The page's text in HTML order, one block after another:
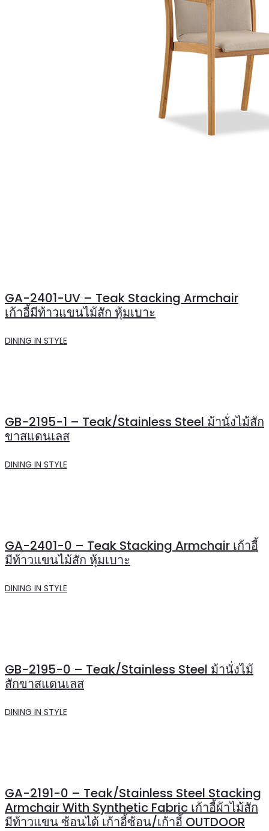
GA-2401-UV – Teak Stacking Armchair
เก้าอี้มีท้าวแขนไม้สัก หุ้มเบาะ
DINING IN STYLE
GB-2195-1 – Teak/Stainless Steel ม้านั่งไม้สัก
ขาสแดนเลส
DINING IN STYLE
GA-2401-0 – Teak Stacking Armchair เก้าอี้
มีท้าวแขนไม้สัก หุ้มเบาะ
DINING IN STYLE
GB-2195-0 – Teak/Stainless Steel ม้านั่งไม้
สักขาสแดนเลส
DINING IN STYLE
GA-2191-0 – Teak/Stainless Steel Stacking
Armchair With Synthetic Fabric เก้าอี้ผ้าไม้สัก
มีท้าวแขน ซ้อนได้ เก้าอี้ซ้อน/เก้าอี้ OUTDOOR